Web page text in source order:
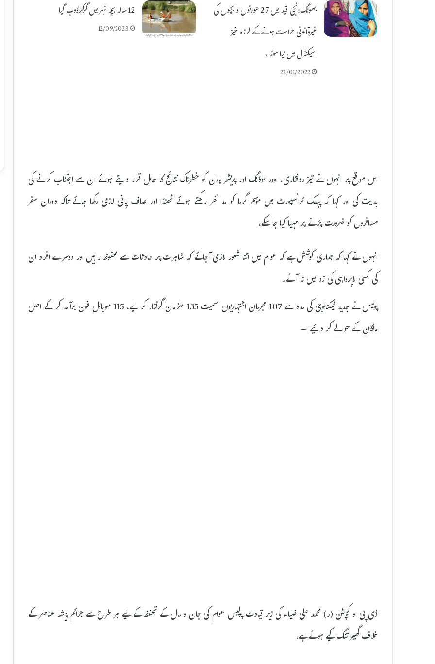
بھونگ:نجی قید میں 27 عورتوں و بچوں کی
غیرقانونی حراست ہونے کے لرزہ خیز
اسیکنڈل میں نیا موڑ ،
22/01/2022
12سالہ بچہ نہر میں گرکرڈوب گیا
12/09/2023
اس موقع پر انہوں نے تیز ردفتاری، اوور لوڈنگ اور پریشر ہارن کو خطرناک نتائج کا حامل قرار دیتے ہوئے ان سے اجتناب کرنے کی
ہدایت کی اور کہا کہ پبلک ٹرانسپورٹ میں موسم گرما کو مد نظر رکھتے ہوئے ٹھنڈا اور صاف پانی لازمی رکھا جائے تاکہ دوران سفر
مسافروں کو ضرورت پڑنے پر مہیا کیا جا سکے،
انہوں نے کہا کہ ہماری کوشش ہے کہ عوام میں اتنا شعور لازمی آجائے کہ شاہرات پر حادثات سے محفوظ رہیں اور دوسرے افراد ان
کی کسی لاپرواہی کی زد میں نہ آئے۔
پولیس نے جدید ٹیکنالوجی کی مدد سے 107 مجرمان اشتہاریوں سمیت 135 ملزمان گرفتار کر لیے، 115 موبائل فون برآمد کر کے اصل
مالکان کے حوالے کر دئیے –
ڈی پی او کیپٹن (ر) محمد علی ضیاء کی زیر قیادت پولیس عوام کی جان و مال کے تحفظ کے لیے ہر طرح سے جرائم پیشہ عناصر کے
خلاف گھیرا تنگ کیے ہوئے ہے،